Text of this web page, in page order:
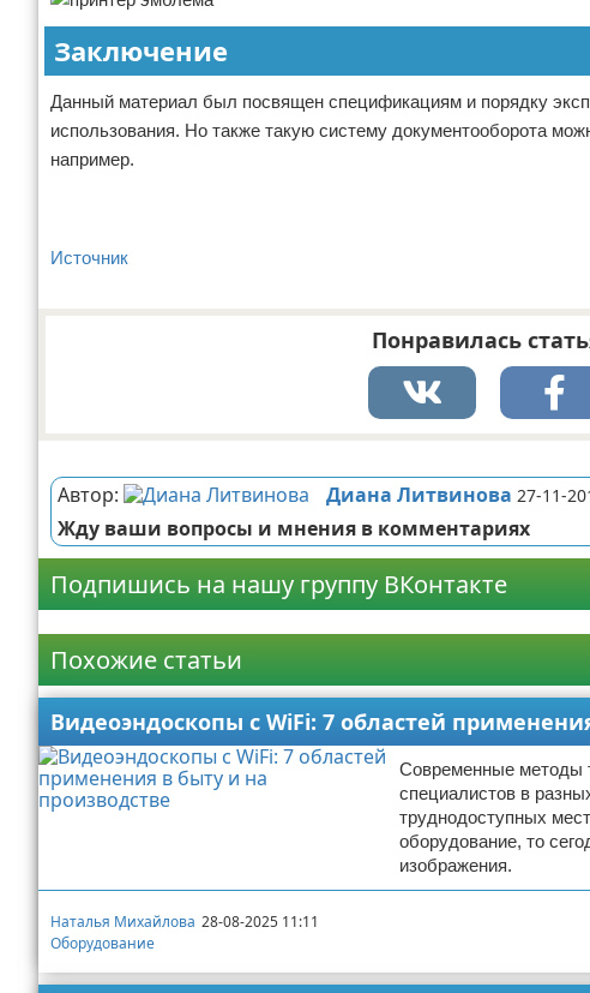
Заключение
Данный материал был посвящен спецификациям и порядку
использования. Но также такую систему документооборота
например.
Источник
Понравилась
Автор: Диана Литвинова 27-11-
Жду ваши вопросы и мнения в комментариях
Подпишись на нашу группу ВКонтакте
Похожие статьи
Видеоэндоскопы с WiFi: 7 областей
Современные методы
специалистов в
труднодоступных
оборудование, то
изображения.
Наталья Михайлова 28-08-2025 11:11
Оборудование